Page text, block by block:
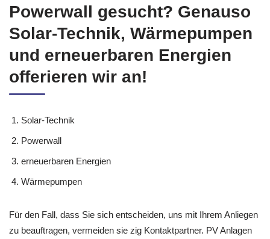
Powerwall gesucht? Genauso
Solar-Technik, Wärmepumpen
und erneuerbaren Energien
offerieren wir an!
Solar-Technik
Powerwall
erneuerbaren Energien
Wärmepumpen
Für den Fall, dass Sie sich entscheiden, uns mit Ihrem Anliegen
zu beauftragen, vermeiden sie zig Kontaktpartner. PV Anlagen